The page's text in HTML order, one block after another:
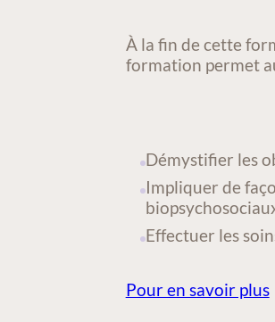
À la fin de cette
formation permet
Démystifier les
Impliquer de
Effectuer les
Pour en savoir plus